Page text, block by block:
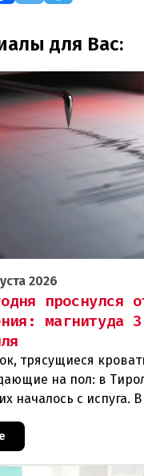
для Вас:
2026
проснулся
магнитуда
трясущиеся
на пол: в
началось с испуга.
данны